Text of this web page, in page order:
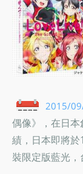
2015/
偶像》，在日
績，日本即將
裝限定版藍光，